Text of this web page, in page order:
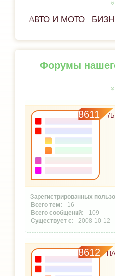
АВТО И МОТО
Форумы
8611 7Ы
16
109
2008-10-12
8612